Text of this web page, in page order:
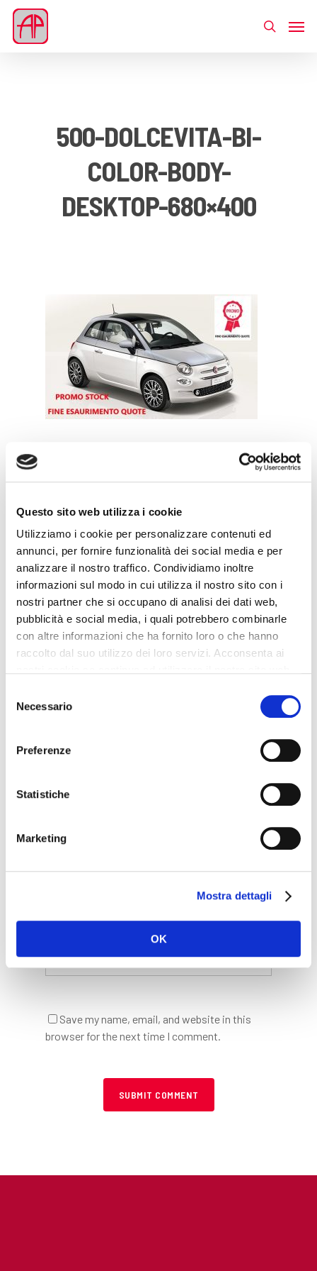
Questo sito web utilizza i cookie
Utilizziamo i cookie per personalizzare contenuti ed
annunci, per fornire funzionalità dei social media e per
analizzare il nostro traffico. Condividiamo inoltre
informazioni sul modo in cui utilizza il nostro sito con i
nostri partner che si occupano di analisi dei dati web,
pubblicità e social media, i quali potrebbero combinarle
con altre informazioni che ha fornito loro o che hanno
raccolto dal suo utilizzo dei loro servizi. Acconsenta ai
delNecessario
Preferenze
Statistiche
Marketing
Mostra dettagli
OK
500-DOLCEVITA-BI-
COLOR-BODY-
DESKTOP-680×400
Leave a Reply
Website
Save my name, email, and website in this
browser for the next time I comment.